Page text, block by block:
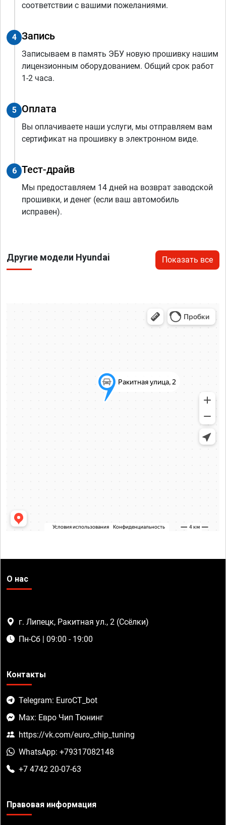
соответствии с вашими пожеланиями.
4 Запись
Записываем в память ЭБУ новую прошивку нашим
лицензионным оборудованием. Общий срок работ
1-2 часа.
5 Оплата
Вы оплачиваете наши услуги, мы отправляем вам
сертификат на прошивку в электронном виде.
6 Тест-драйв
Мы предоставляем 14 дней на возврат заводской
прошивки, и денег (если ваш автомобиль
исправен).
Другие модели Hyundai Показать все
О нас
г. Липецк, Ракитная ул., 2 (Ссёлки)
Пн-Сб | 09:00 - 19:00
Контакты
Telegram: EuroCT_bot
Max: Евро Чип Тюнинг
https://vk.com/euro_chip_tuning
WhatsApp: +79317082148
+7 4742 20-07-63
Правовая информация